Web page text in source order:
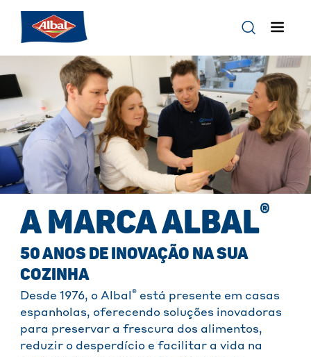
A MARCA ALBAL®
50 ANOS DE INOVAÇÃO NA SUA
COZINHA
Desde 1976, o Albal® está presente em casas
espanholas, oferecendo soluções inovadoras
para preservar a frescura dos alimentos,
reduzir o desperdício e facilitar a vida na